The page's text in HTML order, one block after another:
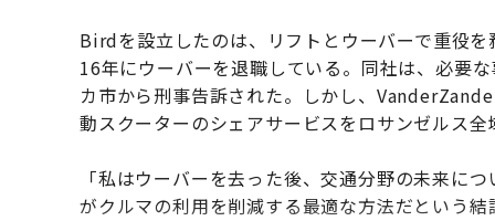
Birdを設立したのは、リフトとウーバーで重役
16年にウーバーを退職している。同社は、必要
カ市から刑事告訴された。しかし、
動スクーターのシェアサービスをロサンゼルス
「私はウーバーを去った後、交通分野の未来に
がクルマの利用を削減する最適な方法だという